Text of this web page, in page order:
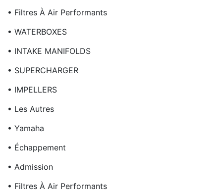
• Filtres À Air Performants
• WATERBOXES
• INTAKE MANIFOLDS
• SUPERCHARGER
• IMPELLERS
• Les Autres
• Yamaha
• Échappement
• Admission
• Filtres À Air Performants